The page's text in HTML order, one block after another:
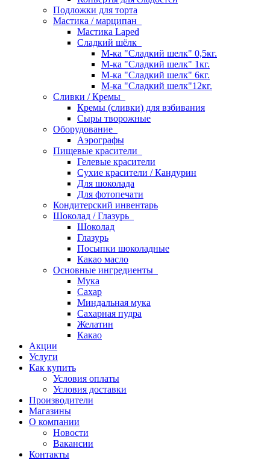
Подложки для торта
Мастика / марципан
Мастика Laped
Сладкий шёлк
М-ка "Сладкий шелк" 0,5кг.
М-ка "Сладкий шелк" 1кг.
М-ка "Сладкий шелк" 6кг.
М-ка "Сладкий шелк"12кг.
Сливки / Кремы
Кремы (сливки) для взбивания
Сыры творожные
Оборудование
Аэрографы
Пищевые красители
Гелевые красители
Сухие красители / Кандурин
Для шоколада
Для фотопечати
Кондитерский инвентарь
Шоколад / Глазурь
Шоколад
Глазурь
Посыпки шоколадные
Какао масло
Основные ингредиенты
Мука
Сахар
Миндальная мука
Сахарная пудра
Желатин
Какао
Акции
Услуги
Как купить
Условия оплаты
Условия доставки
Производители
Магазины
О компании
Новости
Вакансии
Контакты